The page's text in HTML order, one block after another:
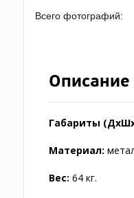
Всего фотографий:
Описание
Габариты
Материал:
Вес: 64 кг.